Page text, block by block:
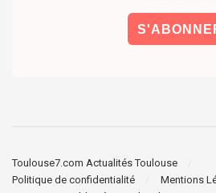
Toulouse7.com Actualités Toulouse
Politique de confidentialité
Mentions